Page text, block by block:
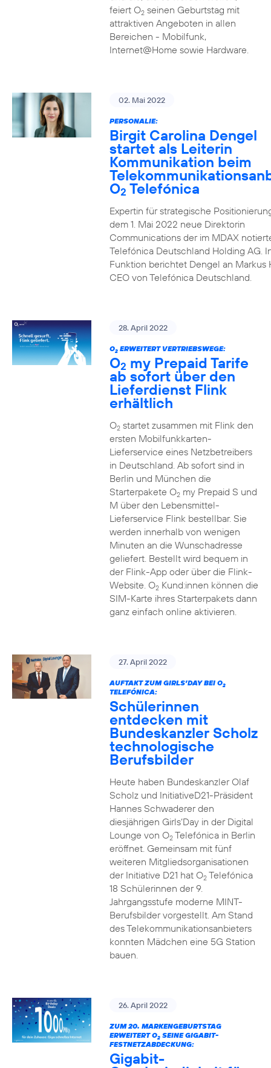
feiert O2seinen Geburtstag mit
attraktiven Angeboten in allen
Bereichen - Mobilfunk,
Internet@Home sowie Hardware.
02. Mai 2022
PERSONALIE:
Birgit Carolina Dengel
startet als Leiterin
Kommunikation beim
O2 Telefónica
Expertin für strategische
dem 1. Mai 2022 neue Direktorin
Communications der im MDAX
Telefónica Deutschland Holding AG.
Funktion berichtet Dengel an Markus
CEO von Telefónica Deutschland.
28. April 2022
O2ERWEITERT VERTRIEBSWEGE:
O2 my Prepaid Tarife
ab sofort über den
Lieferdienst Flink
erhältlich
O2startet zusammen mit Flink den
ersten Mobilfunkkarten-
Lieferservice eines Netzbetreibers
in Deutschland. Ab sofort sind in
Berlin und München die
Starterpakete O2my Prepaid S und
M über den Lebensmittel-
Lieferservice Flink bestellbar. Sie
werden innerhalb von wenigen
Minuten an die Wunschadresse
geliefert. Bestellt wird bequem in
der Flink-App oder über die Flink-
Website. O2Kund:innen können die
SIM-Karte ihres Starterpakets dann
ganz einfach online aktivieren.
27. April 2022
AUFTAKT ZUM GIRLS’DAY BEI O2
TELEFÓNICA:
Schülerinnen
entdecken mit
Bundeskanzler Scholz
technologische
Berufsbilder
Heute haben Bundeskanzler Olaf
Scholz und InitiativeD21-Präsident
Hannes Schwaderer den
diesjährigen Girls‘Day in der Digital
Lounge von O2Telefónica in Berlin
eröffnet. Gemeinsam mit fünf
weiteren Mitgliedsorganisationen
der Initiative D21 hat O2Telefónica
18 Schülerinnen der 9.
Jahrgangsstufe moderne MINT-
Berufsbilder vorgestellt. Am Stand
des Telekommunikationsanbieters
konnten Mädchen eine 5G Station
bauen.
26. April 2022
ZUM 20. MARKENGEBURTSTAG
ERWEITERT O2SEINE GIGABIT-
FESTNETZABDECKUNG:
Gigabit-